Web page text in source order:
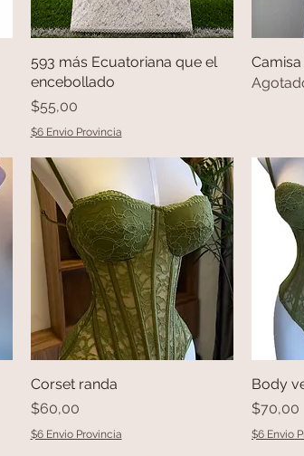
Vista rápida
593 más Ecuatoriana que el
encebollado
Precio
$55,00
$6 Envio Provincia
Vista rápida
Corset randa
Precio
$60,00
$6 Envio Provincia
Body
Precio
$70,00
$6 Envio